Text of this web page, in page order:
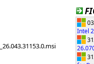
Intel